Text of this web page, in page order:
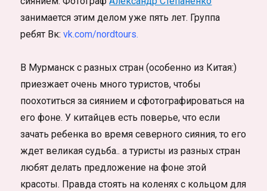
занимается этим делом уже пять лет. Группа
ребят Вк:vk.com/nordtours.
В Мурманск с разных стран (особенно из Китая:)
приезжает очень много туристов, чтобы
поохотиться за сиянием и сфотографироваться на
его фоне. У китайцев есть поверье, что если
зачать ребенка во время северного сияния, то его
ждет великая судьба.. а туристы из разных стран
любят делать предложение на фоне этой
красоты. Правда стоять на коленях с кольцом для